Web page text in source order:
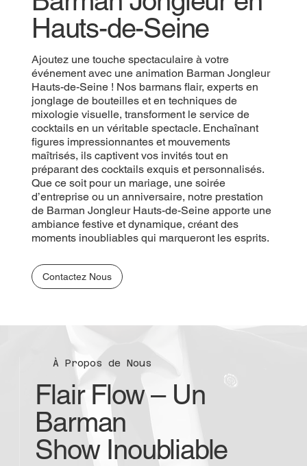
Hauts-de-Seine
Ajoutez une touche spectaculaire à votre
événement avec une animation Barman Jongleur
Hauts-de-Seine ! Nos barmans flair, experts en
jonglage de bouteilles et en techniques de
mixologie visuelle, transforment le service de
cocktails en un véritable spectacle. Enchaînant
figures impressionnantes et mouvements
maîtrisés, ils captivent vos invités tout en
préparant des cocktails exquis et personnalisés.
Que ce soit pour un mariage, une soirée
d’entreprise ou un anniversaire, notre prestation
de Barman Jongleur Hauts-de-Seine apporte une
ambiance festive et dynamique, créant des
moments inoubliables qui marqueront les esprits.
Contactez Nous
À Propos de Nous
Flair Flow – Un
Barman
Show Inoubliable